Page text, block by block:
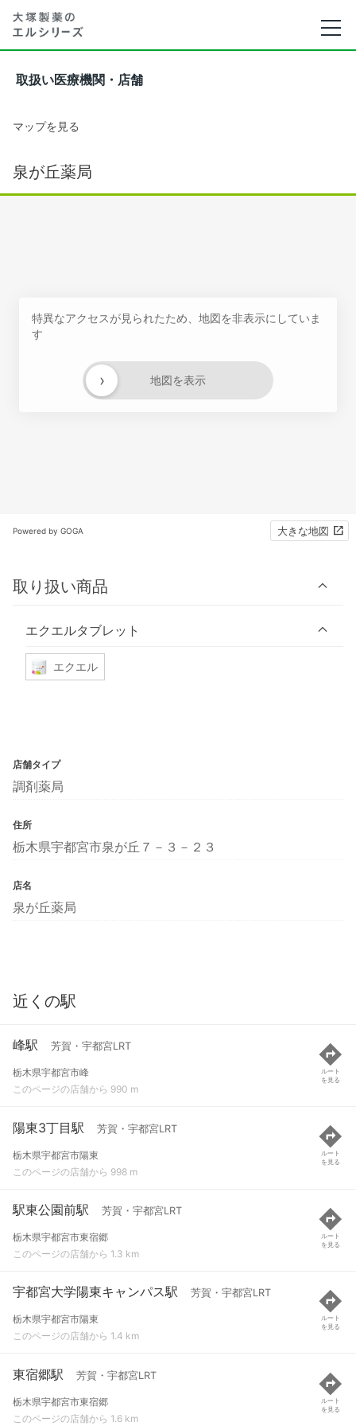
取扱い医療機関・店舗
マップを見る
泉が丘薬局
特異なアクセスが見られたため、地図を非表示にしていま
す
地図を表示
›
Powered by GOGA 大きな地図
取り扱い商品
エクエルタブレット
エクエル
店舗タイプ
調剤薬局
住所
栃木県宇都宮市泉が丘７－３－２３
店名
泉が丘薬局
近くの駅
峰駅 芳賀・宇都宮LRT
栃木県宇都宮市峰
このページの店舗から 990 m
ルート
を見る
陽東3丁目駅 芳賀・宇都宮LRT
栃木県宇都宮市陽東
このページの店舗から 998 m
ルート
を見る
駅東公園前駅 芳賀・宇都宮LRT
栃木県宇都宮市東宿郷
このページの店舗から 1.3 km
ルート
を見る
宇都宮大学陽東キャンパス駅 芳賀・宇都宮LRT
栃木県宇都宮市陽東
このページの店舗から 1.4 km
ルート
を見る
東宿郷駅 芳賀・宇都宮LRT
栃木県宇都宮市東宿郷
このページの店舗から 1.6 km
ルート
を見る